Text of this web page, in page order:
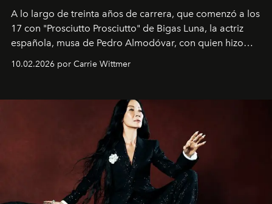
A lo largo de treinta años de carrera, que comenzó a los
17 con "Prosciutto Prosciutto" de Bigas Luna, la actriz
española, musa de Pedro Almodóvar, con quien hizo
Barcelona", ha dividido su tiempo entre Europa y
dirigida por Maggie Gyllenhaal.
10.02.2026 por Carrie Wittmer